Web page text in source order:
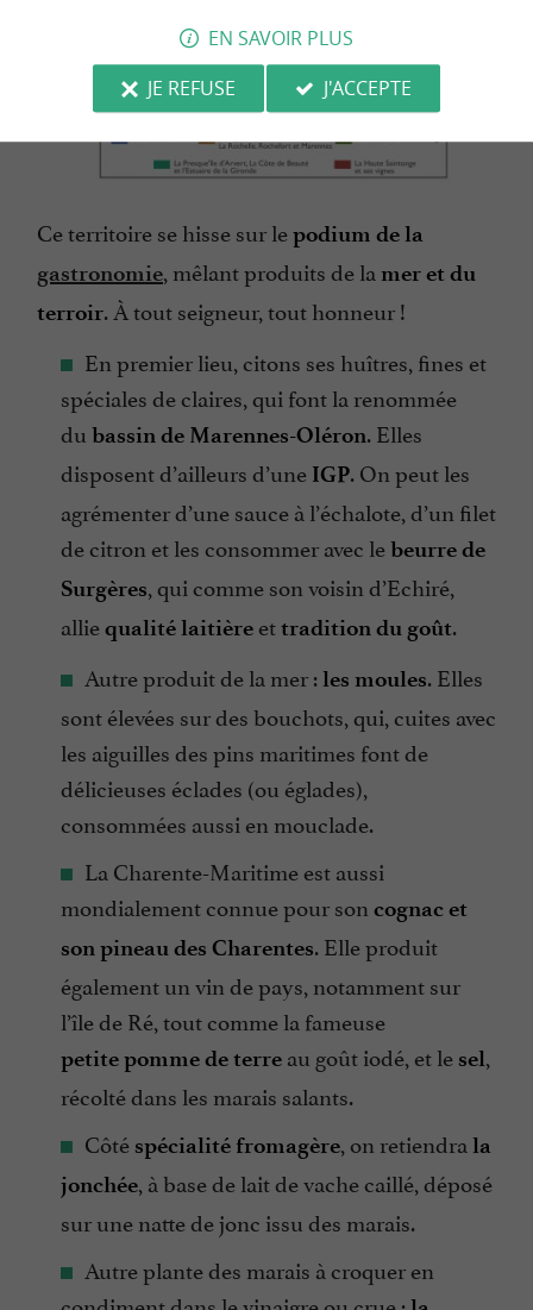
Ce territoire se hisse sur lepodium de la
gastronomie, mêlant produits de la mer et du
terroir. À tout seigneur, tout honneur !
En premier lieu, citons ses huîtres, fines et
spéciales de claires, qui font la renommée
du bassin de Marennes-Oléron. Elles
disposent d’ailleurs d’une IGP. On peut les
agrémenter d’une sauce à l’échalote, d’un filet
de citron et les consommer avec lebeurre de
Surgères, qui comme son voisin d’Echiré,
alliequalité laitière ettradition du goût.
Autre produit de la mer :les moules. Elles
sont élevées sur des bouchots, qui, cuites avec
les aiguilles des pins maritimes font de
délicieuses éclades (ou églades),
consommées aussi en mouclade.
La Charente-Maritime est aussi
mondialement connue pour son cognac et
son pineau des Charentes. Elle produit
également un vin de pays, notamment sur
l’île de Ré, tout comme la fameuse
petitepomme de terre au goût iodé, et le sel,
récolté dans les marais salants.
Côté spécialité fromagère, on retiendra la
jonchée, à base de lait de vache caillé, déposé
sur une natte de jonc issu des marais.
Autre plante des marais à croquer en
EN SAVOIR PLUS
JE REFUSE
J'ACCEPTE